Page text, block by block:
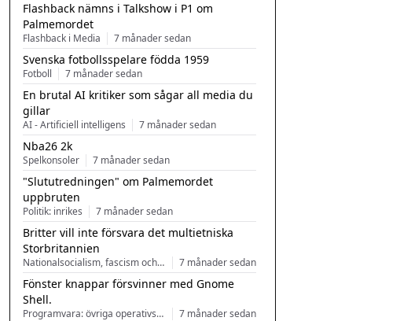
Flashback nämns i Talkshow i P1 om
Palmemordet
Flashback i Media 7 månader sedan
Svenska fotbollsspelare födda 1959
Fotboll 7 månader sedan
En brutal AI kritiker som sågar all media du
gillar
AI - Artificiell intelligens 7 månader sedan
Nba26 2k
Spelkonsoler 7 månader sedan
"Slututredningen" om Palmemordet
uppbruten
Politik: inrikes 7 månader sedan
Britter vill inte försvara det multietniska
Storbritannien
Nationalsocialism, fascism och nationalism 7 månader sedan
Fönster knappar försvinner med Gnome
Shell.
Programvara: övriga operativsystem 7 månader sedan